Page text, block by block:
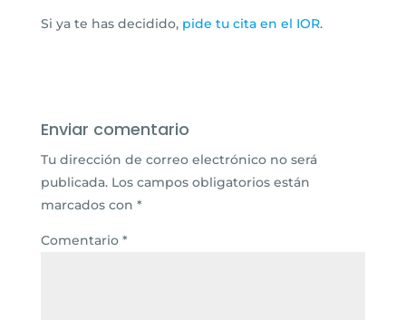
Si ya te has decidido, pide tu cita en el IOR.
Enviar comentario
Tu dirección de correo electrónico no será
publicada. Los campos obligatorios están
marcados con *
Comentario *